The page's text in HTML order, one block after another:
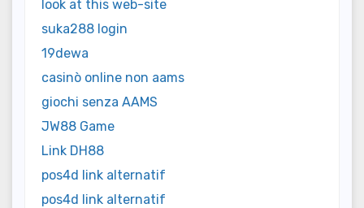
look at this web-site
suka288 login
19dewa
casinò online non aams
giochi senza AAMS
JW88 Game
Link DH88
pos4d link alternatif
pos4d link alternatif